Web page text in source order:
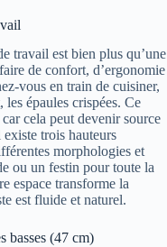
travail est bien plus qu’une
de confort, d’ergonomie
vous en train de cuisiner,
épaules crispées. Ce
cela peut devenir source
trois hauteurs
morphologies et
ou un festin pour toute la
espace transforme la
est fluide et naturel.
basses (47 cm)